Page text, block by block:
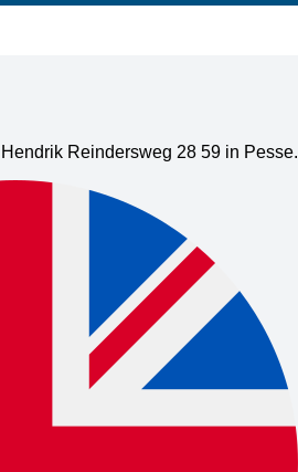
Reindersweg 28 59 in Pesse.